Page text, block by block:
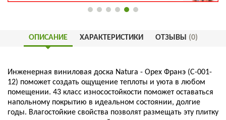
ОПИСАНИЕ ХАРАКТЕРИСТИКИ ОТЗЫВЫ (0)
Инженерная виниловая доска Natura - Орех Франэ (C-001-
12) поможет создать ощущение теплоты и уюта в любом
помещении. 43 класс износостойкости поможет оставаться
напольному покрытию в идеальном состоянии, долгие
годы. Влагостойкие свойства позволят размещать эту плитку